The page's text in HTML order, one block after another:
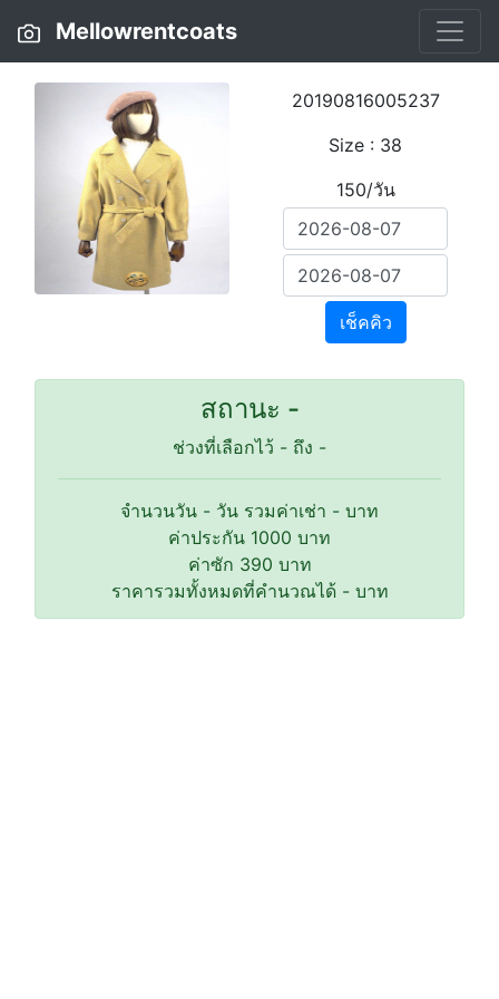
Mellowrentcoats
20190816005237
Size : 38
150/วัน
เช็คคิว
สถานะ -
ช่วงที่เลือกไว้ - ถึง -
จำนวนวัน - วัน รวมค่าเช่า - บาท
ค่าประกัน 1000 บาท
ค่าซัก 390 บาท
ราคารวมทั้งหมดที่คำนวณได้ -บาท